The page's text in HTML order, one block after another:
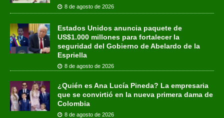
8 de agosto de 2026
Estados Unidos anuncia paquete de
US$1.000 millones para fortalecer la
seguridad del Gobierno de Abelardo de la
Espriella
8 de agosto de 2026
¿Quién es Ana Lucía Pineda? La empresaria
que se convirtió en la nueva primera dama de
Colombia
8 de agosto de 2026